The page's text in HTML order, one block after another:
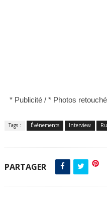
* Publicité / * Photos
Tags : Événements Interview
PARTAGER